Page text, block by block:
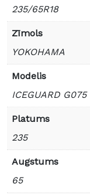
235/65R18
Zīmols
YOKOHAMA
Modelis
ICEGUARD G075
Platums
235
Augstums
65